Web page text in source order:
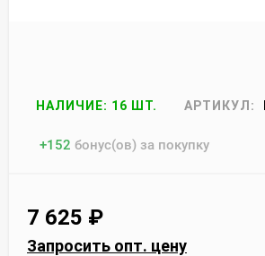
НАЛИЧИЕ: 16 ШТ. АРТИКУЛ:
+152 бонус(ов) за покупку
7 625 ₽
Запросить опт. цену